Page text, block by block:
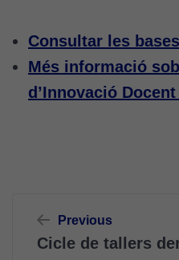
Consultar les bases
Més informació
d’Innovació
d'entrades
Previous
Cicle de tallers